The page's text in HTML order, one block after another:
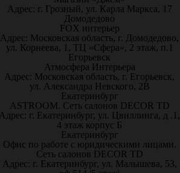
Адрес: г. Грозный, ул. Карла Маркса, 17
Домодедово
FOX интерьер
Адрес: Московская область, г. Домодедово,
ул. Корнеева, 1, ТЦ «Сфера», 2 этаж, п.1
Егорьевск
Атмосфера Интерьера
Адрес: Московская область, г. Егорьевск,
ул. Александра Невского, 2В
Екатеринбург
ASTROOM. Сеть салонов DECOR TD
г. Екатеринбург, ул. Цвиллинга, д .1,
4 этаж корпус Б
Екатеринбург
Офис по работе с юридическими лицами.
Сеть салонов DECOR TD
Адрес: г. Екатеринбург, ул. Малышева, 53,